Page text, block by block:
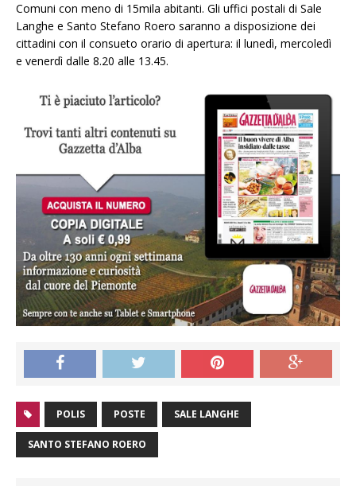
Comuni con meno di 15mila abitanti. Gli uffici postali di Sale
Langhe e Santo Stefano Roero saranno a disposizione dei
cittadini con il consueto orario di apertura: il lunedì, mercoledì
e venerdì dalle 8.20 alle 13.45.
POLIS POSTE SALE LANGHE
SANTO STEFANO ROERO